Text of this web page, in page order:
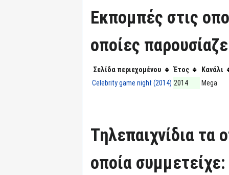
Εκπομπές στις
οποίες
Σελίδα περιεχομένου Έτος
Κανάλι
Celebrity game night (2014) 2014 Mega
Τηλεπαιχνίδια τα
οποία συμμετείχε: